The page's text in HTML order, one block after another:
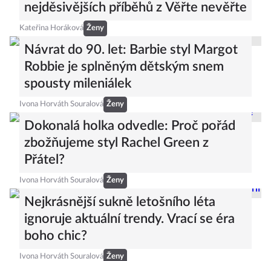
nejděsivějších příběhů z Věřte nevěřte
Kateřina Horáková Ženy
Návrat do 90. let: Barbie styl Margot
Robbie je splněným dětským snem
spousty mileniálek
Ivona Horváth Souralová Ženy
Dokonalá holka odvedle: Proč pořád
zbožňujeme styl Rachel Green z
Přátel?
Ivona Horváth Souralová Ženy
Nejkrásnější sukně letošního léta
ignoruje aktuální trendy. Vrací se éra
boho chic?
Ivona Horváth Souralová Ženy